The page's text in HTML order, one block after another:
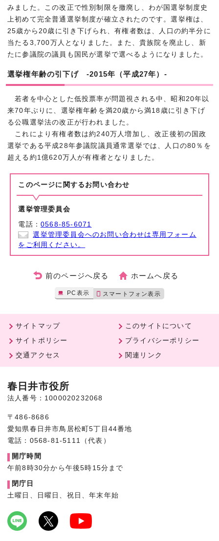
みました。この改正で性別制限を撤廃し、わが国選挙制度史
上初めて完全普通選挙制度が確立されたのです。選挙権は、
25歳から20歳に引き下げられ、有権者数は、人口の約半分に
当たる3,700万人となりました。また、貴族院を廃止し、新
たに参議院の議員も国民が選挙で選べるようになりました。
選挙権年齢の引下げ -2015年（平成27年）-
若者を中心とした低投票率が問題視される中、昭和20年以
来70年ぶりに、選挙権年齢を満20歳から満18歳に引き下げ
る公職選挙法の改正が行われました。
これにより有権者数は約240万人増加し、改正後初の国政
選挙である平成28年参議院議員通常選挙では、人口の80％を
超える約1億620万人が有権者となりました。
このページに関する お問い合わせ
選挙管理委員会
電話：0568-85-6071
選挙管理委員会へのお問い合わせは専用フォーム
をご利用ください。
前のページへ戻る ホームへ戻る
PC表示 スマートフォン表示
サイトマップ
このサイトについて
サイトポリシー
プライバシーポリシー
交通アクセス
関連リンク
春日井市役所
法人番号：1000020232068
〒486-8686
愛知県春日井市鳥居松町5丁目44番地
電話：0568-81-5111（代表）
開庁時間
午前8時30分から午後5時15分まで
閉庁日
土曜日、日曜日、祝日、年末年始